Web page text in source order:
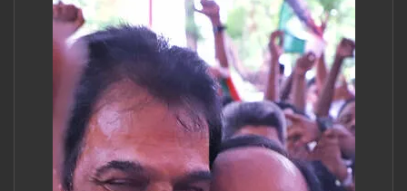
LOCAL
OBITUARY
NEWS 360
CASE DIARY